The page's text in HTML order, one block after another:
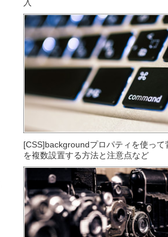
入
[CSS]backgroundプロパティを使って
を複数設置する方法と注意点など